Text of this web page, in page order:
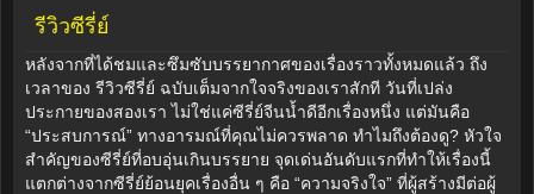
รีวิวซีรี่ย์
หลังจากที่ได้ชมและซึมซับบรรยากาศของเรื่องราวทั้งหมดแล้ว ถึง
เวลาของ รีวิวซีรี่ย์ ฉบับเต็มจากใจจริงของเราสักที วันที่เปล่ง
ประกายของสองเรา ไม่ใช่แค่ซีรี่ย์จีนน้ำดีอีกเรื่องหนึ่ง แต่มันคือ
“ประสบการณ์” ทางอารมณ์ที่คุณไม่ควรพลาด ทำไมถึงต้องดู? หัวใจ
สำคัญของซีรี่ย์ที่อบอุ่นเกินบรรยาย จุดเด่นอันดับแรกที่ทำให้เรื่องนี้
แตกต่างจากซีรี่ย์ย้อนยุคเรื่องอื่น ๆ คือ “ความจริงใจ” ที่ผู้สร้างมีต่อผู้